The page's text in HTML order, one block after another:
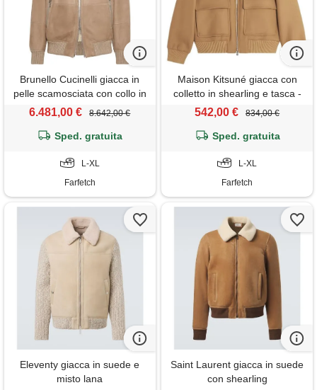
Brunello Cucinelli giacca in
pelle scamosciata con collo in
shearling - marrone
6.481,00 € 8.642,00 €
Sped. gratuita
L-XL
Farfetch
Maison Kitsuné giacca con
colletto in shearling e tasca -
marrone
542,00 € 834,00 €
Sped. gratuita
L-XL
Farfetch
Eleventy giacca in suede e
misto lana
Saint Laurent giacca in suede
con shearling